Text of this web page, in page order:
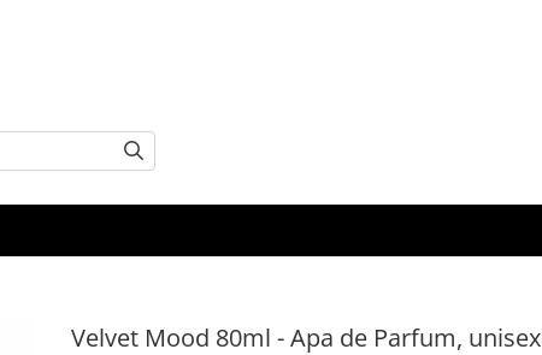
Velvet Mood 80ml - Apa de Parfum, unisex